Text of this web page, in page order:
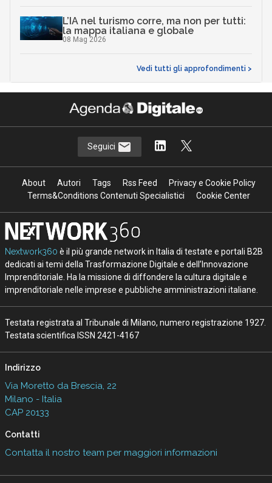
L’IA nel turismo corre, ma non per tutti:
la mappa italiana e globale
08 Mag 2026
Vedi tutti gli approfondimenti >
Seguici
About Autori Tags Rss Feed
Privacy e Cookie Policy
Terms&Conditions Contenuti Specialistici
Cookie Center
Nextwork360 è il più grande network in Italia di testate e portali B2B
dedicati ai temi della Trasformazione Digitale e dell’Innovazione
Imprenditoriale. Ha la missione di diffondere la cultura digitale e
imprenditoriale nelle imprese e pubbliche amministrazioni italiane.
Testata registrata al Tribunale di Milano, numero registrazione 1927.
Testata scientifica ISSN 2421-4167
Indirizzo
Via Moretto da Brescia, 22
Milano - Italia
CAP 20133
Contatti
Contatta il nostro team per maggiori informazioni